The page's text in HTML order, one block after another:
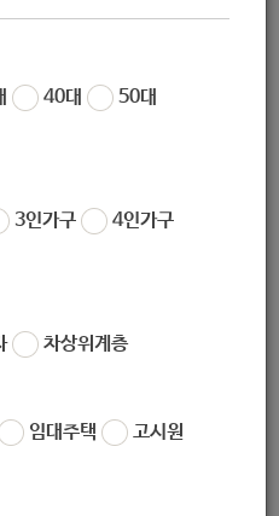
40대
50대
3인가구
4인가구
차상위계층
임대주택
고시원
.hwp
책자